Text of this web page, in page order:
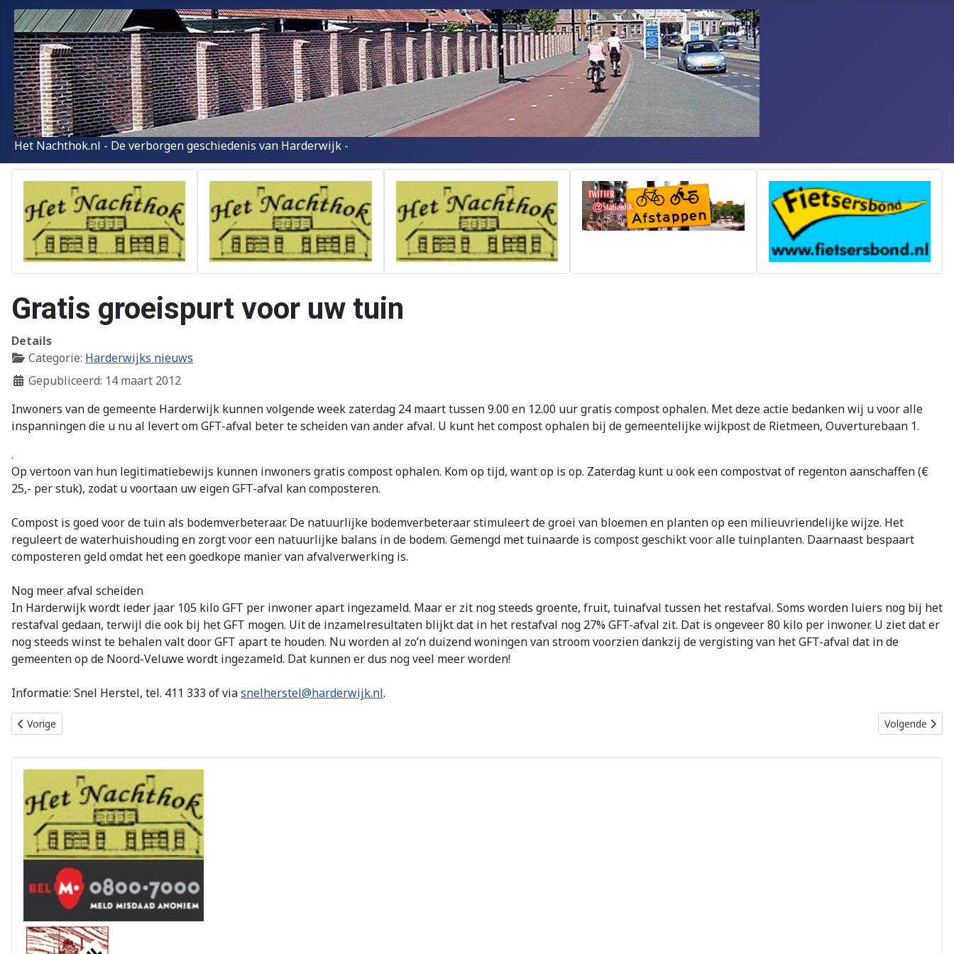
Het Nachthok.nl - De verborgen geschiedenis van Harderwijk -
Gratis groeispurt voor uw tuin
Details
Categorie: Harderwijks nieuws
Gepubliceerd: 14 maart 2012
Inwoners van de gemeente Harderwijk kunnen volgende week zaterdag 24 maart tussen 9.00 en 12.00 uur gratis compost ophalen. Met deze actie bedanken wij u voor alle
inspanningen die u nu al levert om GFT-afval beter te scheiden van ander afval. U kunt het compost ophalen bij de gemeentelijke wijkpost de Rietmeen, Ouverturebaan 1.
.
Op vertoon van hun legitimatiebewijs kunnen inwoners gratis compost ophalen. Kom op tijd, want op is op. Zaterdag kunt u ook een compostvat of regenton aanschaffen (€
25,- per stuk), zodat u voortaan uw eigen GFT-afval kan composteren.
Compost is goed voor de tuin als bodemverbeteraar. De natuurlijke bodemverbeteraar stimuleert de groei van bloemen en planten op een milieuvriendelijke wijze. Het
reguleert de waterhuishouding en zorgt voor een natuurlijke balans in de bodem. Gemengd met tuinaarde is compost geschikt voor alle tuinplanten. Daarnaast bespaart
composteren geld omdat het een goedkope manier van afvalverwerking is.
Nog meer afval scheiden
In Harderwijk wordt ieder jaar 105 kilo GFT per inwoner apart ingezameld. Maar er zit nog steeds groente, fruit, tuinafval tussen het restafval. Soms worden luiers nog bij het
restafval gedaan, terwijl die ook bij het GFT mogen. Uit de inzamelresultaten blijkt dat in het restafval nog 27% GFT-afval zit. Dat is ongeveer 80 kilo per inwoner. U ziet dat er
nog steeds winst te behalen valt door GFT apart te houden. Nu worden al zo’n duizend woningen van stroom voorzien dankzij de vergisting van het GFT-afval dat in de
gemeenten op de Noord-Veluwe wordt ingezameld. Dat kunnen er dus nog veel meer worden!
Informatie: Snel Herstel, tel. 411 333 of viasnelherstel@harderwijk.nl.
Vorig artikel: Onthulling monument voor omgekomen geallieerde vliegtuigbemanningen
Vorige Volgende
Volgende